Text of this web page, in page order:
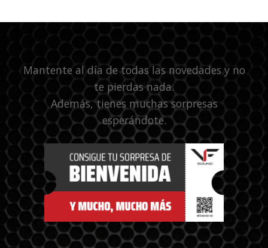
Mantente al día de todas las novedades y no
te pierdas nada.
Además, tienes muchas sorpresas
esperándote.